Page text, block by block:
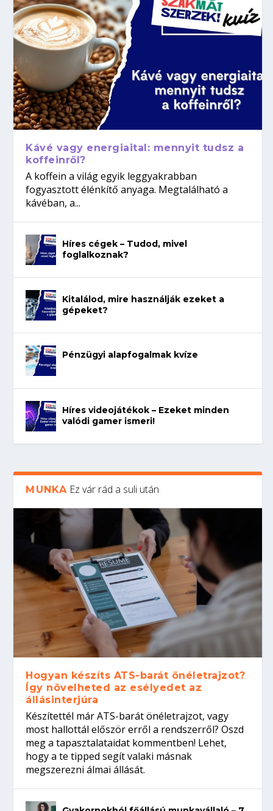
Kávé vagy energiaital: mennyit tudsz a
koffeinről?
A koffein a világ egyik leggyakrabban
fogyasztott élénkítő anyaga. Megtalálható a
kávéban, a...
Híres cégek – Tudod, mivel
foglalkoznak?
Kitalálod, mire használják ezeket a
gépeket?
Pénzügyi alapfogalmak kvíze
Híres videojátékok – Ezeket minden
valódi gamer ismeri!
MUNKA Ez vár rád a suli után
Hogyan készíts ATS-barát önéletrajzot?
Így növelheted az esélyedet az
állásinterjúra
Készítettél már ATS-barát önéletrajzot, vagy
most hallottál először erről a rendszerről? Oszd
meg a tapasztalataidat kommentben! Lehet,
hogy a te tipped segít valaki másnak
megszerezni álmai állását.